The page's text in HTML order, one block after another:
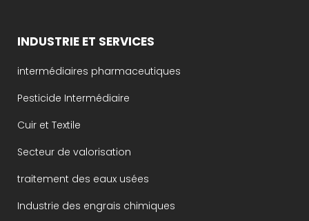
INDUSTRIE ET SERVICES
intermédiaires pharmaceutiques
Pesticide Intermédiaire
Cuir et Textile
Secteur de valorisation
traitement des eaux usées
Industrie des engrais chimiques